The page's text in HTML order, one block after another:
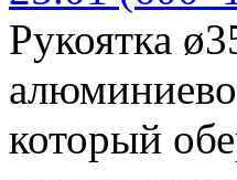
Рукоятка
который